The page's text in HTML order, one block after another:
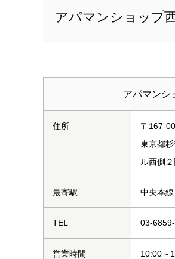
アパマンショップ
アパマンシ
住所
〒167-
東京都
ル西側
最寄駅 中央本
TEL 03-
営業時間 10:00～